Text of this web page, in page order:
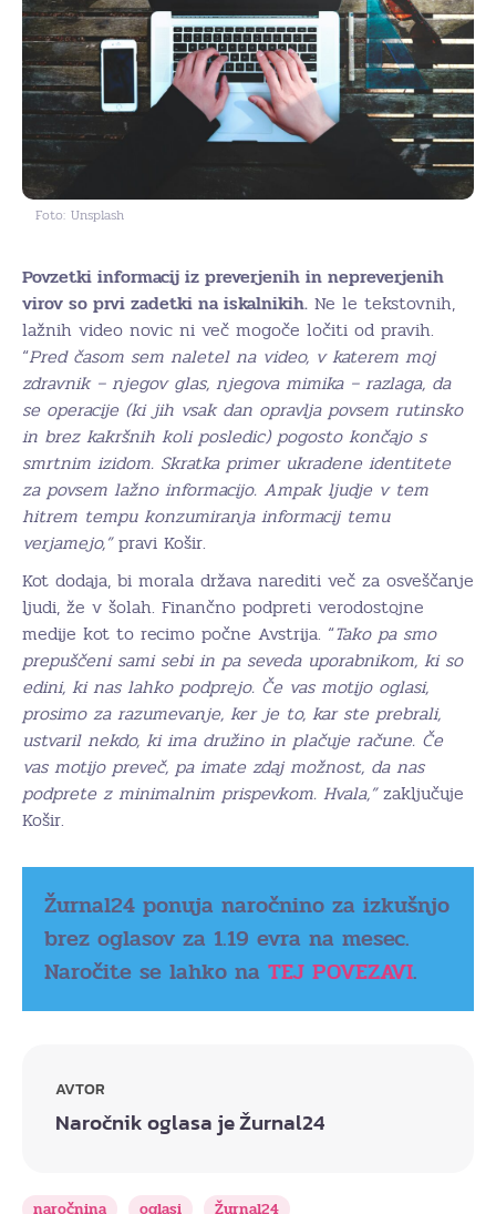
Foto: Unsplash
Povzetki informacij iz preverjenih in nepreverjenih
virov so prvi zadetki na iskalnikih. Ne le tekstovnih,
lažnih video novic ni več mogoče ločiti od pravih.
“Pred časom sem naletel na video, v katerem moj
zdravnik – njegov glas, njegova mimika – razlaga, da
se operacije (ki jih vsak dan opravlja povsem rutinsko
in brez kakršnih koli posledic) pogosto končajo s
smrtnim izidom. Skratka primer ukradene identitete
za povsem lažno informacijo. Ampak ljudje v tem
hitrem tempu konzumiranja informacij temu
verjamejo,”pravi Košir.
Kot dodaja, bi morala država narediti več za osveščanje
ljudi, že v šolah. Finančno podpreti verodostojne
medije kot to recimo počne Avstrija. “Tako pa smo
prepuščeni sami sebi in pa seveda uporabnikom, ki so
edini, ki nas lahko podprejo. Če vas motijo oglasi,
prosimo za razumevanje, ker je to, kar ste prebrali,
ustvaril nekdo, ki ima družino in plačuje račune. Če
vas motijo preveč, pa imate zdaj možnost, da nas
podprete z minimalnim prispevkom. Hvala,”zaključuje
Košir.
Žurnal24 ponuja naročnino za izkušnjo
brez oglasov za 1.19 evra na mesec.
Naročite se lahko na TEJ POVEZAVI.
AVTOR
Naročnik oglasa je Žurnal24
naročnina oglasi Žurnal24